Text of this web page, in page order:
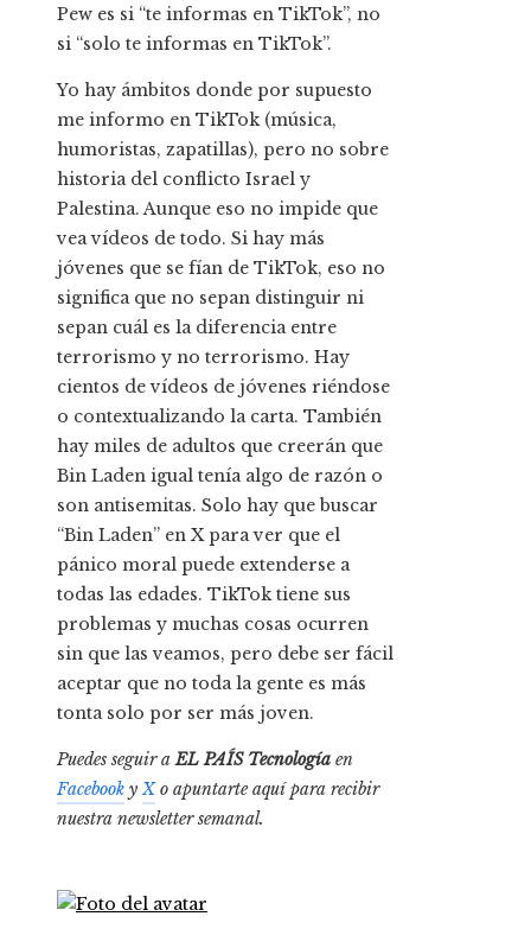
Pew es si “te informas en TikTok”, no
si “solo te informas en TikTok”.
Yo hay ámbitos donde por supuesto
me informo en TikTok (música,
humoristas, zapatillas), pero no sobre
historia del conflicto Israel y
Palestina. Aunque eso no impide que
vea vídeos de todo. Si hay más
jóvenes que se fían de TikTok, eso no
significa que no sepan distinguir ni
sepan cuál es la diferencia entre
terrorismo y no terrorismo. Hay
cientos de vídeos de jóvenes riéndose
o contextualizando la carta. También
hay miles de adultos que creerán que
Bin Laden igual tenía algo de razón o
son antisemitas. Solo hay que buscar
“Bin Laden” en X para ver que el
pánico moral puede extenderse a
todas las edades. TikTok tiene sus
problemas y muchas cosas ocurren
sin que las veamos, pero debe ser fácil
aceptar que no toda la gente es más
tonta solo por ser más joven.
Puedes seguir aEL PAÍS Tecnología en
Facebook yXo apuntarte aquí para recibir
nuestra newsletter semanal.